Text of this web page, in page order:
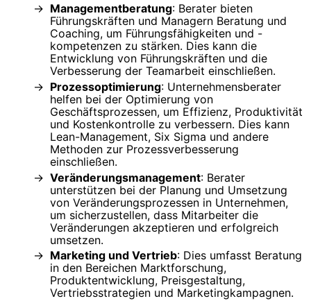
Managementberatung: Berater bieten
Führungskräften und Managern Beratung und
Coaching, um Führungsfähigkeiten und -
kompetenzen zu stärken. Dies kann die
Entwicklung von Führungskräften und die
Verbesserung der Teamarbeit einschließen.
Prozessoptimierung: Unternehmensberater
helfen bei der Optimierung von
Geschäftsprozessen, um Effizienz, Produktivität
und Kostenkontrolle zu verbessern. Dies kann
Lean-Management, Six Sigma und andere
Methoden zur Prozessverbesserung
einschließen.
Veränderungsmanagement: Berater
unterstützen bei der Planung und Umsetzung
von Veränderungsprozessen in Unternehmen,
um sicherzustellen, dass Mitarbeiter die
Veränderungen akzeptieren und erfolgreich
umsetzen.
Marketing und Vertrieb: Dies umfasst Beratung
in den Bereichen Marktforschung,
Produktentwicklung, Preisgestaltung,
Vertriebsstrategien und Marketingkampagnen.